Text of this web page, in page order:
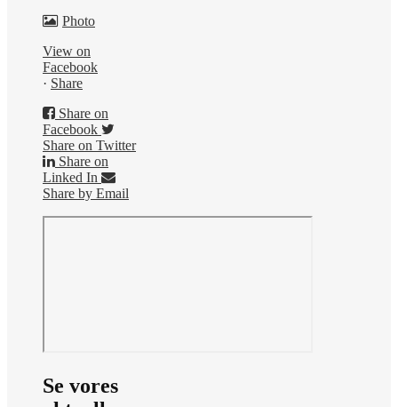
Photo
View on
Facebook
· Share
Share on
Facebook
Share on Twitter
Share on
Linked In
Share by Email
Se vores